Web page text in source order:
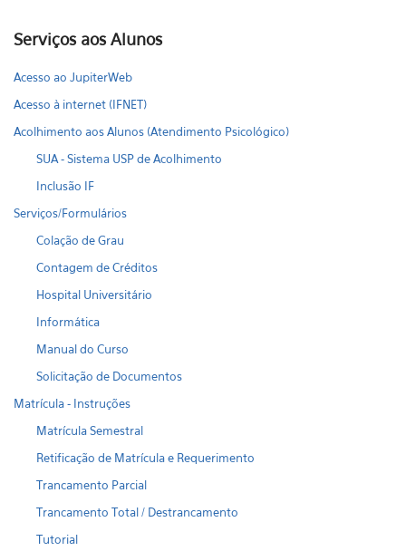
Serviços aos Alunos
Acesso ao JupiterWeb
Acesso à internet (IFNET)
Acolhimento aos Alunos (Atendimento Psicológico)
SUA - Sistema USP de Acolhimento
Inclusão IF
Serviços/Formulários
Colação de Grau
Contagem de Créditos
Hospital Universitário
Informática
Manual do Curso
Solicitação de Documentos
Matrícula - Instruções
Matrícula Semestral
Retificação de Matrícula e Requerimento
Trancamento Parcial
Trancamento Total / Destrancamento
Tutorial